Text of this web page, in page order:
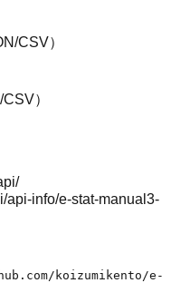
CSV）
）
api-info/e-stat-manual3-